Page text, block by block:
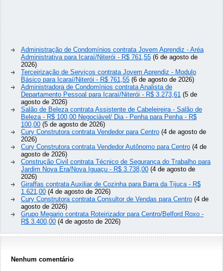
Administração de Condomínios contrata Jovem Aprendiz - Aréa
Administrativa para Icaraí/Niterói - R$ 761,55 (6 de agosto de
2026)
Terceirização de Serviços contrata Jovem Aprendiz - Modulo
Básico para Icaraí/Niterói - R$ 761,55 (6 de agosto de 2026)
Administradora de Condomínios contrata Analista de
Departamento Pessoal para Icaraí/Niterói - R$ 3.273,61 (5 de
agosto de 2026)
Salão de Beleza contrata Assistente de Cabeleireira - Salão de
Beleza - R$ 100,00 Negociável/ Dia - Penha para Penha - R$
100,00 (5 de agosto de 2026)
Cury Construtora contrata Vendedor para Centro (4 de agosto de
2026)
Cury Construtora contrata Vendedor Autônomo para Centro (4 de
agosto de 2026)
Construção Civil contrata Técnico de Segurança do Trabalho para
Jardim Nova Era/Nova Iguaçu - R$ 3.738,00 (4 de agosto de
2026)
Giraffas contrata Auxiliar de Cozinha para Barra da Tijuca - R$
1.621,00 (4 de agosto de 2026)
Cury Construtora contrata Consultor de Vendas para Centro (4 de
agosto de 2026)
Grupo Megario contrata Roteirizador para Centro/Belford Roxo -
R$ 3.400,00 (4 de agosto de 2026)
Nenhum comentário